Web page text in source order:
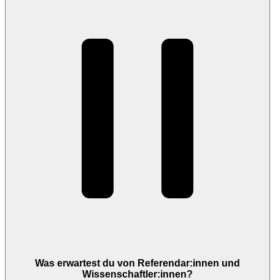
Was erwartest du von Referendar:innen und
Wissenschaftler:innen?